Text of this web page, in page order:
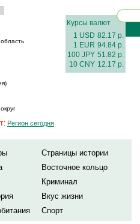
Курсы валют
1 USD 82.17 р.
1 EUR 94.84 р.
100 JPY 51.82 р.
10 CNY 12.17 р.
Регион сегодня
Страницы истории
Восточное кольцо
Криминал
Вкус жизни
Спорт